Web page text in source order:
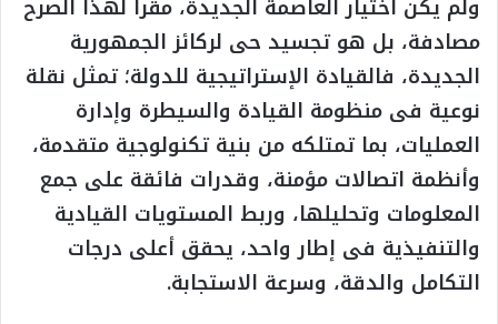
مصادفة، بل هو تجسيد حى لركائز الجمهورية
الجديدة، فالقيادة الإستراتيجية للدولة؛ تمثل نقلة
نوعية فى منظومة القيادة والسيطرة وإدارة
العمليات، بما تمتلكه من بنية تكنولوجية متقدمة،
وأنظمة اتصالات مؤمنة، وقدرات فائقة على جمع
المعلومات وتحليلها، وربط المستويات القيادية
والتنفيذية فى إطار واحد، يحقق أعلى درجات
التكامل والدقة، وسرعة الاستجابة.